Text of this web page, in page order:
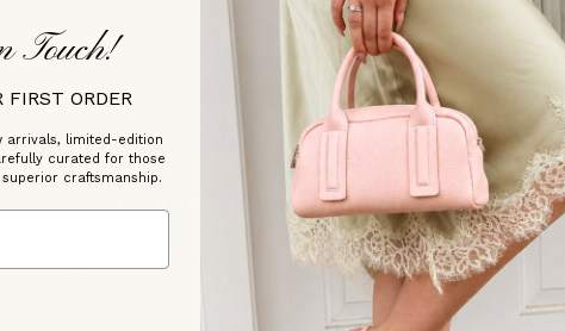
CONTACTEZ-NOUS
Customer Reviews
Touch!
FIRST ORDER
arrivals, limited-edition
curated for those
craftsmanship.